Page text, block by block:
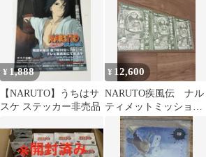
¥ 1,888
【NARUTO】うちはサ
スケ ステッカー非売品
¥ 12,600
NARUTO疾風伝 ナル
ティメットミッション
うずまきナルト Vジ
ャンプ3セット